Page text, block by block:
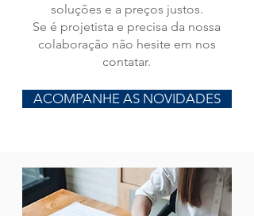
soluções e a preços justos.
Se é projetista e precisa da nossa
colaboração não hesite em nos
contatar.
ACOMPANHE AS NOVIDADES